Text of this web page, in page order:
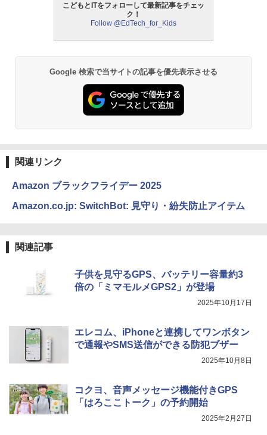
こどもとITをフォローして最新記事をチェッ
ク！
Follow @EdTech_for_Kids
Google 検索で当サイトの記事を優先表示させる
関連リンク
Amazon ブラックフライデー 2025
Amazon.co.jp: SwitchBot: 見守り・紛失防止アイテム
関連記事
子供を見守るGPS、バッテリー容量約3
倍の「ミマモルメGPS2」が登場
2025年10月17日
エレコム、iPhoneと連携してワンボタン
で通報やSMS送信ができる防犯ブザー
2025年10月8日
コクヨ、音声メッセージ機能付きGPS
「はろここトーク」の予約開始
2025年2月27日